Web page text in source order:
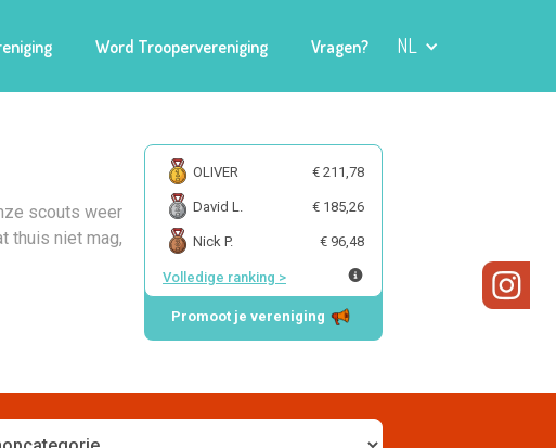
Word Troopervereniging Vragen? NL
scouts weer
thuis niet mag,
OLIVER € 211,78
David L. € 185,26
Nick P. € 96,48
Volledige ranking >
Promoot je vereniging